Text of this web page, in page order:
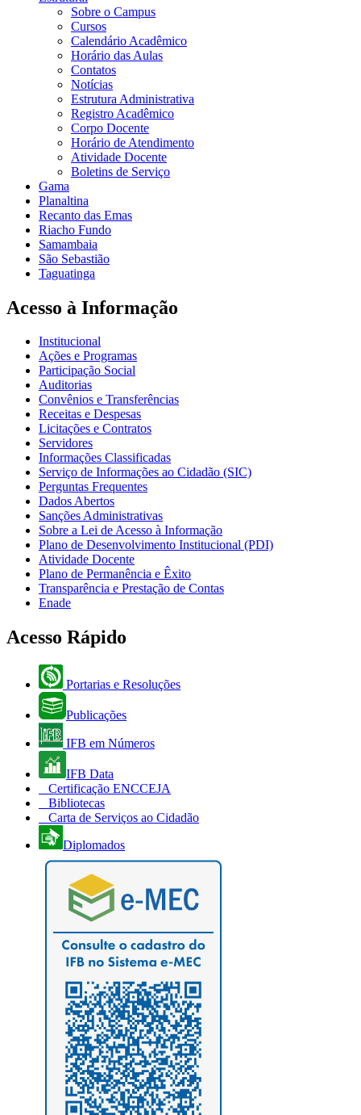
Sobre o Campus
Cursos
Calendário Acadêmico
Horário das Aulas
Contatos
Notícias
Estrutura Administrativa
Registro Acadêmico
Corpo Docente
Horário de Atendimento
Atividade Docente
Boletins de Serviço
Gama
Planaltina
Recanto das Emas
Riacho Fundo
Samambaia
São Sebastião
Taguatinga
Acesso à Informação
Institucional
Ações e Programas
Participação Social
Auditorias
Convênios e Transferências
Receitas e Despesas
Licitações e Contratos
Servidores
Informações Classificadas
Serviço de Informações ao Cidadão (SIC)
Perguntas Frequentes
Dados Abertos
Sanções Administrativas
Sobre a Lei de Acesso à Informação
Plano de Desenvolvimento Institucional (PDI)
Atividade Docente
Plano de Permanência e Êxito
Transparência e Prestação de Contas
Enade
Acesso Rápido
Portarias e Resoluções
Publicações
IFB em Números
IFB Data
Certificação ENCCEJA
Bibliotecas
Carta de Serviços ao Cidadão
Diplomados